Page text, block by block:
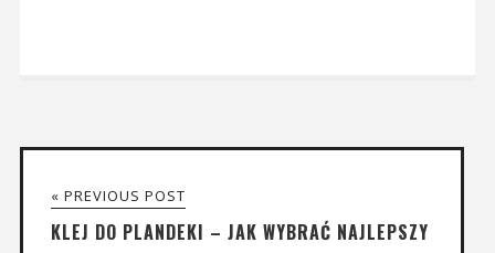
« PREVIOUS POST
KLEJ DO PLANDEKI – JAK WYBRAĆ NAJLEPSZY